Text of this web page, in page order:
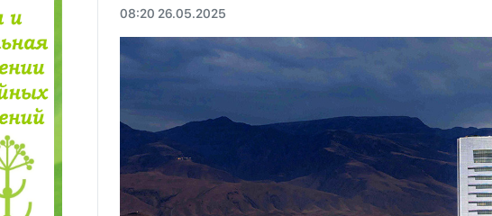
08:20 26.05.2025